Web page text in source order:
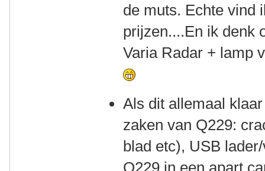
de muts. Echte vind
prijzen....En ik denk
Varia Radar + lamp
Als dit allemaal
zaken van Q229:
blad etc), USB
Q229 in een apart